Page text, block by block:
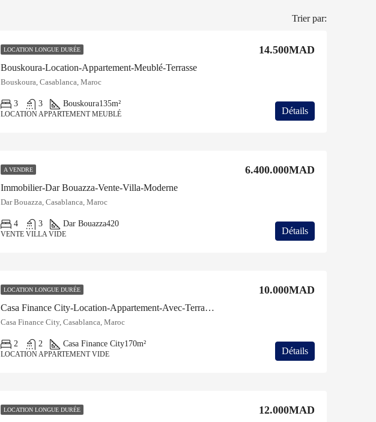
Trier par:
LOCATION LONGUE DURÉE
Bouskoura-Location-Appartement-Meublé-Terrasse
14.500MAD
Bouskoura, Casablanca, Maroc
3 3 Bouskoura135m²
LOCATION APPARTEMENT MEUBLÉ Détails
A VENDRE
Immobilier-Dar Bouazza-Vente-Villa-Moderne
6.400.000MAD
Dar Bouazza, Casablanca, Maroc
4 3 Dar Bouazza420
VENTE VILLA VIDE Détails
LOCATION LONGUE DURÉE
Casa Finance City-Location-Appartement-Avec-Terrasse-2CH
10.000MAD
Casa Finance City, Casablanca, Maroc
2 2 Casa Finance City170m²
LOCATION APPARTEMENT VIDE Détails
LOCATION LONGUE DURÉE 12.000MAD